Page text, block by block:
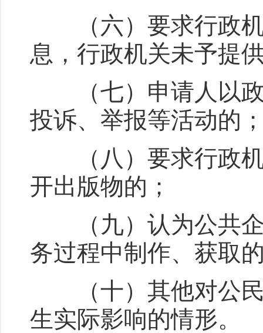
（六）要求行政机
息，行政机关未予提
（七）申请人以政
投诉、举报等活动的
（八）要求行政机
开出版物的；
（九）认为公共企
务过程中制作、获取
（十）其他对公民
生实际影响的情形。